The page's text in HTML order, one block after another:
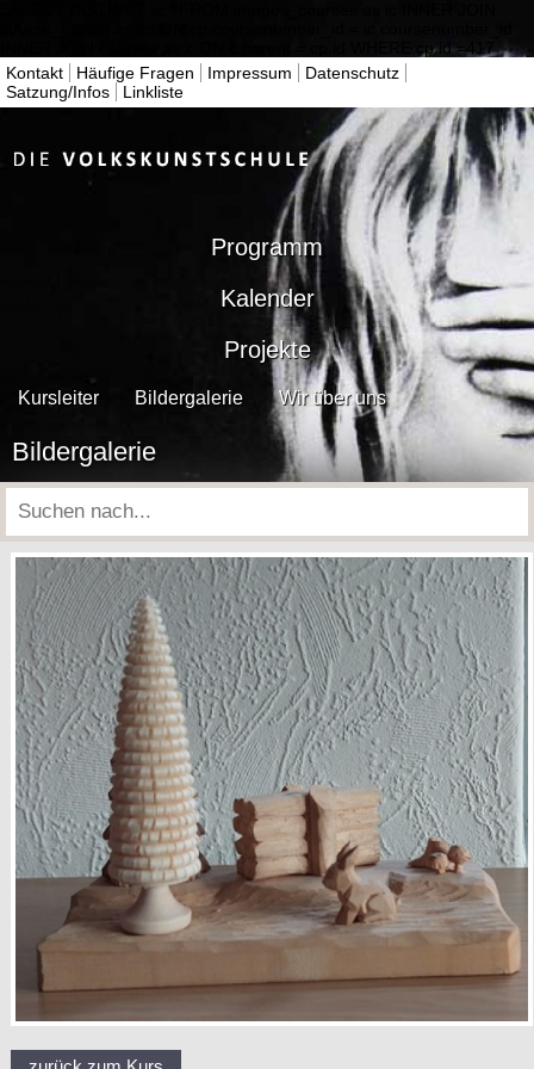
INNER JOIN courses as c ON c.parent = cp.id WHERE cp.id =417
Kontakt
Häufige Fragen Impressum
Datenschutz
Satzung/Infos
Linkliste
Programm
Kalender
Projekte
Kursleiter Bildergalerie Wir über uns
Bildergalerie